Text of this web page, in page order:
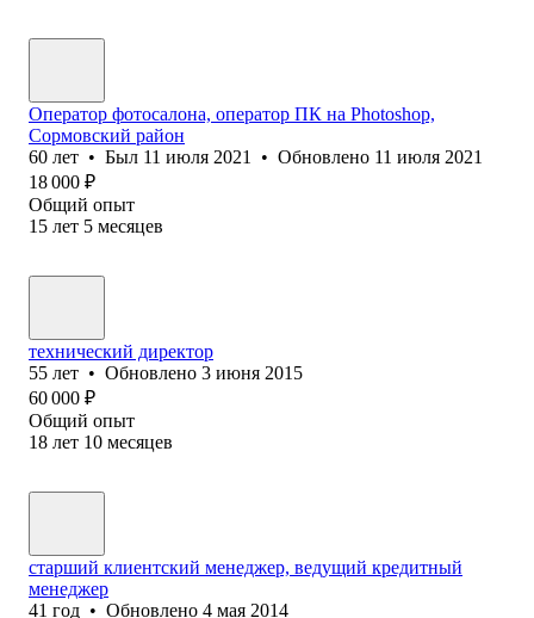
Оператор фотосалона, оператор ПК на Photoshop,
Сормовский район
60 лет • Был 11 июля 2021 • Обновлено 11 июля 2021
18 000 ₽
Общий опыт
15 лет 5 месяцев
технический директор
55 лет • Обновлено 3 июня 2015
60 000 ₽
Общий опыт
18 лет 10 месяцев
старший клиентский менеджер, ведущий кредитный
менеджер
41 год • Обновлено 4 мая 2014